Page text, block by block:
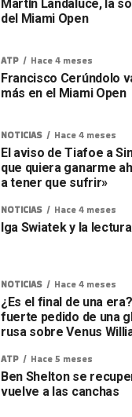
Martín Landaluce, la
del Miami Open
ATP Hace 4 meses
Francisco Cerúndolo
más en el Miami Open
NOTICIAS Hace 4 meses
El aviso de Tiafoe a
que quiera ganarme
a tener que sufrir»
NOTICIAS Hace 4 meses
Iga Swiatek y la lectura
NOTICIAS Hace 4 meses
¿Es el final de una
fuerte pedido de una
rusa sobre Venus
ATP Hace 5 meses
Ben Shelton se
vuelve a las canchas